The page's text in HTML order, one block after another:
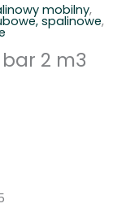
mobilny,
spalinowe,
2 m3